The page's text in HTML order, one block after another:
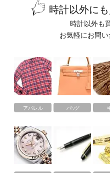
時計以外に
時計以外も
お気軽にお問い
アパレル バッグ